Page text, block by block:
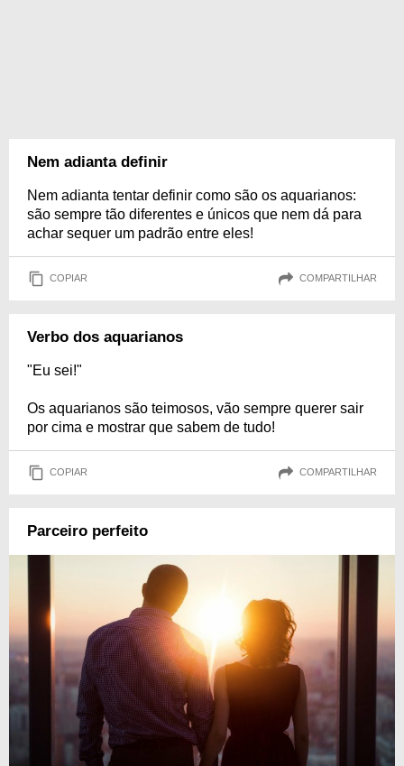
Nem adianta definir
Nem adianta tentar definir como são os aquarianos:
são sempre tão diferentes e únicos que nem dá para
achar sequer um padrão entre eles!
COPIAR COMPARTILHAR
Verbo dos aquarianos
"Eu sei!"
Os aquarianos são teimosos, vão sempre querer sair
por cima e mostrar que sabem de tudo!
COPIAR COMPARTILHAR
Parceiro perfeito